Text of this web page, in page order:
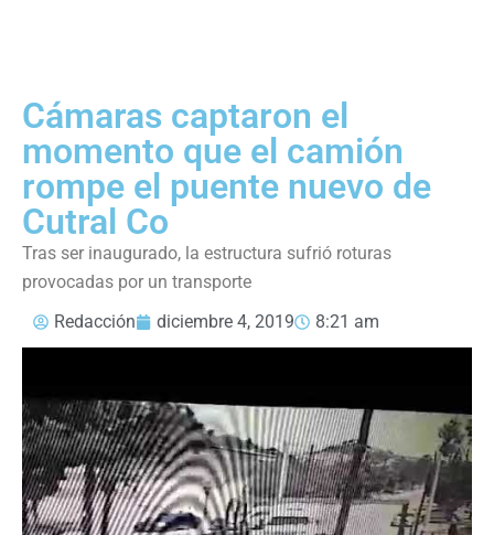
Cámaras captaron el
momento que el camión
rompe el puente nuevo de
Cutral Co
Tras ser inaugurado, la estructura sufrió roturas
provocadas por un transporte
Redacción
diciembre 4, 2019 8:21 am